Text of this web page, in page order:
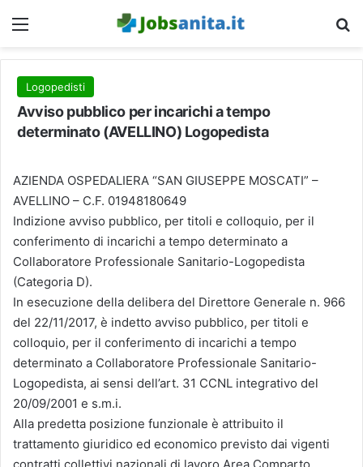
Menu
Logopedisti
Avviso pubblico per incarichi a tempo
determinato (AVELLINO) Logopedista
AZIENDA OSPEDALIERA “SAN GIUSEPPE MOSCATI” –
AVELLINO – C.F. 01948180649
Indizione avviso pubblico, per titoli e colloquio, per il
conferimento di incarichi a tempo determinato a
Collaboratore Professionale Sanitario-Logopedista
(Categoria D).
In esecuzione della delibera del Direttore Generale n. 966
del 22/11/2017, è indetto avviso pubblico, per titoli e
colloquio, per il conferimento di incarichi a tempo
determinato a Collaboratore Professionale Sanitario-
Logopedista, ai sensi dell’art. 31 CCNL integrativo del
20/09/2001 e s.m.i.
Alla predetta posizione funzionale è attribuito il
trattamento giuridico ed economico previsto dai vigenti